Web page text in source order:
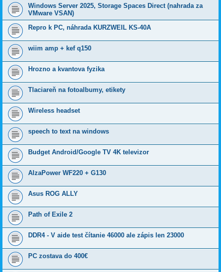
Windows Server 2025, Storage Spaces Direct (nahrada za
VMware VSAN)
Repro k PC, náhrada KURZWEIL KS-40A
wiim amp + kef q150
Hrozno a kvantova fyzika
Tlaciareň na fotoalbumy, etikety
Wireless headset
speech to text na windows
Budget Android/Google TV 4K televizor
AlzaPower WF220 + G130
Asus ROG ALLY
Path of Exile 2
DDR4 - V aide test čítanie 46000 ale zápis len 23000
PC zostava do 400€